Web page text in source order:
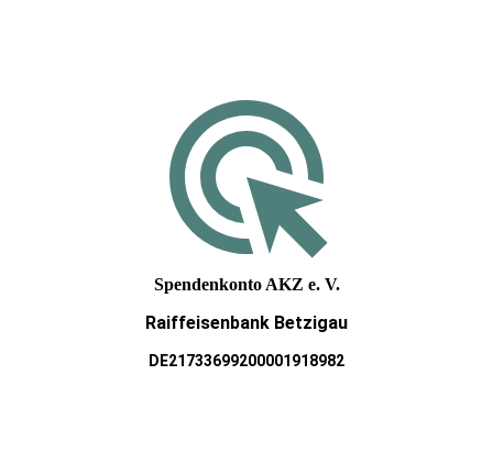
Spendenkonto AKZ e. V.
Raiffeisenbank Betzigau
DE21733699200001918982